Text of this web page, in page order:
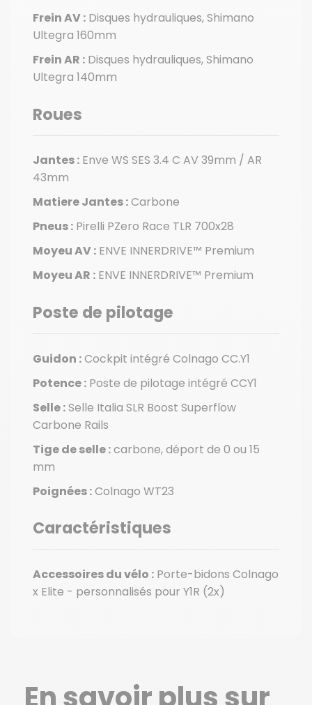
Frein AV : Disques hydrauliques, Shimano
Ultegra 160mm
Frein AR : Disques hydrauliques, Shimano
Ultegra 140mm
Roues
Jantes : Enve WS SES 3.4 C AV 39mm / AR
43mm
Matiere Jantes :Carbone
Pneus : Pirelli PZero Race TLR 700x28
Moyeu AV : ENVE INNERDRIVE™ Premium
Moyeu AR : ENVE INNERDRIVE™ Premium
Poste de pilotage
Guidon :Cockpit intégré Colnago CC.Y1
Potence : Poste de pilotage intégré CCY1
Selle :Selle Italia SLR Boost Superflow
Carbone Rails
Tige de selle :carbone, déport de 0 ou 15
mm
Poignées :Colnago WT23
Caractéristiques
Accessoires du vélo : Porte-bidons Colnago
x Elite - personnalisés pour Y1R (2x)